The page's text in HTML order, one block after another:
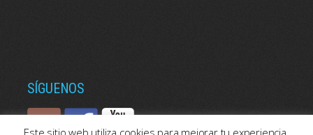
SÍGUENOS